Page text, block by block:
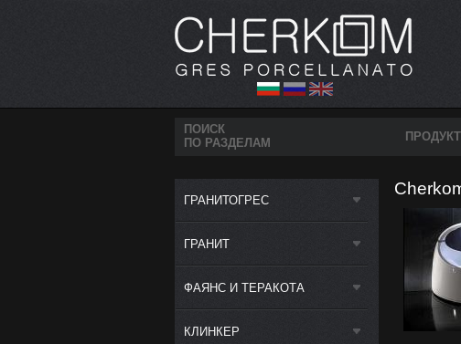
ПОИСК
ПО РАЗДЕЛАМ
ГРАНИТОГРЕС
ГРАНИТ
ФАЯНС И ТЕРАКОТА
КЛИНКЕР